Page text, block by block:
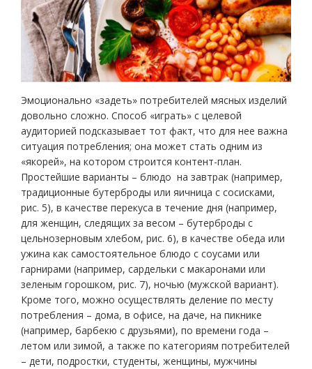
Эмоционально «задеть» потребителей мясных изделий
довольно сложно. Способ «играть» с целевой
аудиторией подсказывает тот факт, что для нее важна
ситуация потребления; она может стать одним из
«якорей», на котором строится контент-план.
Простейшие варианты – блюдо на завтрак (например,
традиционные бутерброды или яичница с сосисками,
рис. 5), в качестве перекуса в течение дня (например,
для женщин, следящих за весом – бутерброды с
цельнозерновым хлебом, рис. 6), в качестве обеда или
ужина как самостоятельное блюдо с соусами или
гарнирами (например, сардельки с макаронами или
зеленым горошком, рис. 7), ночью (мужской вариант).
Кроме того, можно осуществлять деление по месту
потребления – дома, в офисе, на даче, на пикнике
(например, барбекю с друзьями), по времени года –
летом или зимой, а также по категориям потребителей
– дети, подростки, студенты, женщины, мужчины